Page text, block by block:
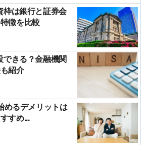
枠は銀行と証券会
徴を比較
できる？金融機関
紹介
めるデメリットは
すめ...